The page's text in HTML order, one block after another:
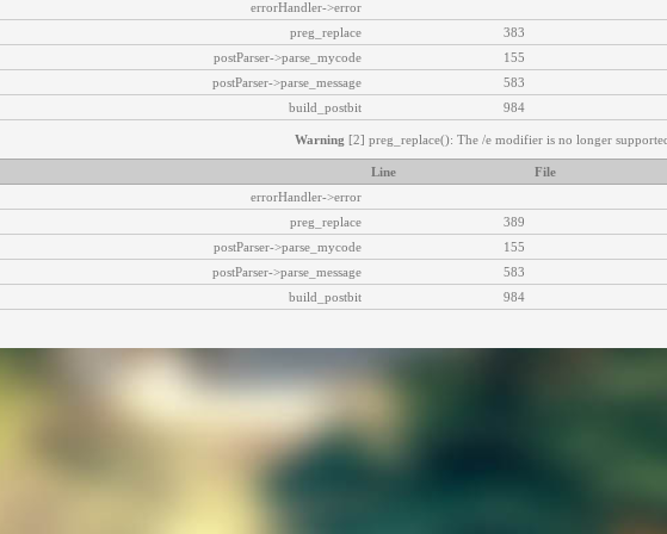
errorHandler->error
383
preg_replace
155
postParser->parse_mycode
583
postParser->parse_message
984
build_postbit
Warning [2] preg_replace(): The /e modifier is no longer
File
Line
errorHandler->error
389
preg_replace
155
postParser->parse_mycode
583
postParser->parse_message
984
build_postbit